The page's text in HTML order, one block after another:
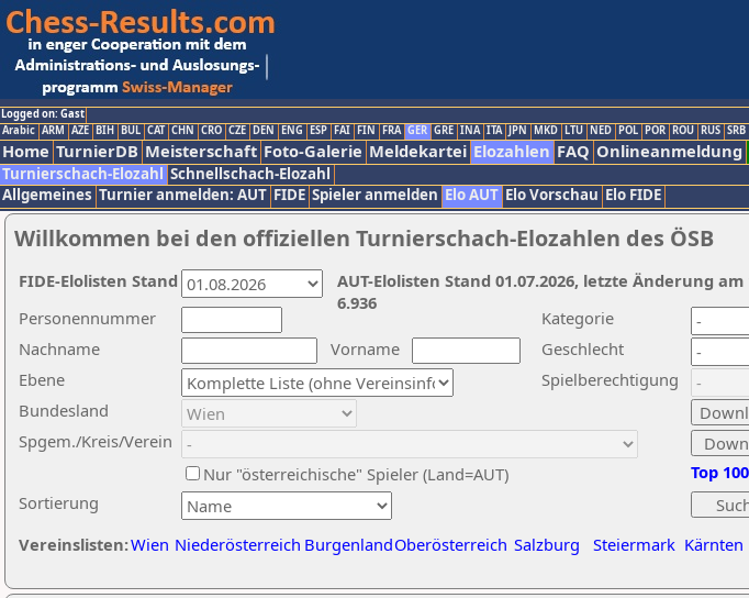
Logged on: Gast
Arabic ARM AZE BIH BUL CAT CHN CRO CZE DEN ENG ESP FAI FIN FRA GER GRE INA ITA JPN MKD LTU NED POL POR ROU RUS SRB
Home TurnierDB Meisterschaft Foto-Galerie Meldekartei Elozahlen FAQ Onlineanmeldung
Turnierschach-Elozahl Schnellschach-Elozahl
Allgemeines Turnier anmelden: AUT FIDE Spieler anmelden Elo AUT Elo Vorschau Elo FIDE
Willkommen bei den offiziellen Turnierschach-Elozahlen des ÖSB
Nachname
Vorname
Ebene
Kategorie
Sortierung
Personennummer
Bundesland
Spgem./Kreis/Verein
Geschlecht
Nur "österreichische" Spieler (Land=AUT)
Spielberechtigung
Vereinslisten:Wien Niederösterreich BurgenlandOberösterreich Salzburg Steiermark Kärnten
Top 100
AUT-Elolisten Stand 01.07.2026, letzte Änderung
6.936
FIDE-Elolisten Stand